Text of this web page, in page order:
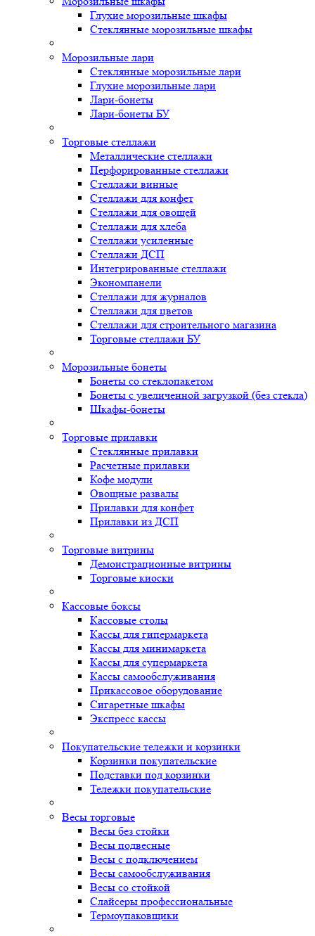
Глухие морозильные шкафы
Стеклянные морозильные шкафы
Морозильные лари
Стеклянные морозильные лари
Глухие морозильные лари
Лари-бонеты
Лари-бонеты БУ
Торговые стеллажи
Металлические стеллажи
Перфорированные стеллажи
Стеллажи винные
Стеллажи для конфет
Стеллажи для овощей
Стеллажи для хлеба
Стеллажи усиленные
Стеллажи ДСП
Интегрированные стеллажи
Экономпанели
Стеллажи для журналов
Стеллажи для цветов
Стеллажи для строительного магазина
Торговые стеллажи БУ
Морозильные бонеты
Бонеты со стеклопакетом
Бонеты с увеличенной загрузкой (без стекла)
Шкафы-бонеты
Торговые прилавки
Стеклянные прилавки
Расчетные прилавки
Кофе модули
Овощные развалы
Прилавки для конфет
Прилавки из ДСП
Торговые витрины
Демонстрационные витрины
Торговые киоски
Кассовые боксы
Кассовые столы
Кассы для гипермаркета
Кассы для минимаркета
Кассы для супермаркета
Кассы самообслуживания
Прикассовое оборудование
Сигаретные шкафы
Экспресс кассы
Покупательские тележки и корзинки
Корзинки покупательские
Подставки под корзинки
Тележки покупательские
Весы торговые
Весы без стойки
Весы подвесные
Весы с подключением
Весы самообслуживания
Весы со стойкой
Слайсеры профессиональные
Термоупаковщики